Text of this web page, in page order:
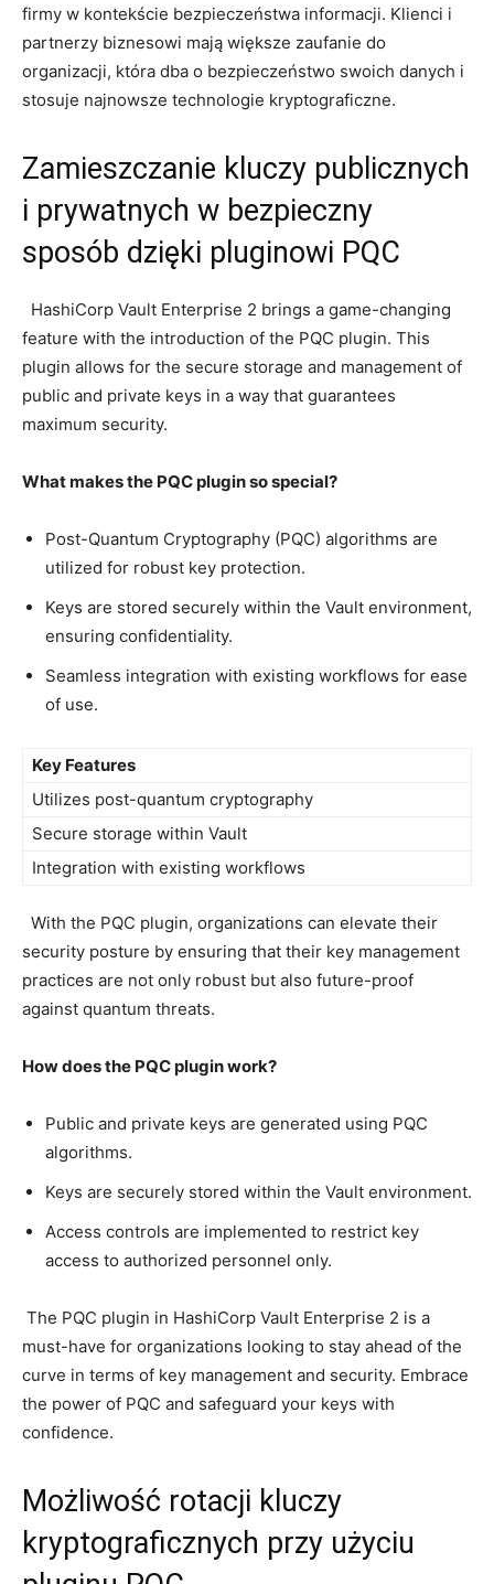
firmy w kontekście ⁤bezpieczeństwa informacji. Klienci‌ i
partnerzy biznesowi mają ​większe zaufanie ⁢do
organizacji, która dba​ o bezpieczeństwo swoich danych i
‍stosuje najnowsze technologie kryptograficzne.
Zamieszczanie kluczy⁣ publicznych‍
i prywatnych w bezpieczny​
sposób dzięki‌ pluginowi PQC
‌ ⁤ ​HashiCorp Vault Enterprise⁣ 2 brings a game-changing
feature with the introduction of the ‍PQC ⁢plugin. This
plugin allows for the secure storage and management of
public and private keys⁢ in⁣ a way that guarantees
maximum security.
What ‌makes the PQC ‌plugin so special?
Post-Quantum Cryptography (PQC) algorithms are⁣
utilized for robust⁤ key protection.
Keys are stored⁣ securely within the‍ Vault environment,
ensuring confidentiality.
Seamless integration with existing workflows for ease
of use.
Key Features
Utilizes‍ post-quantum cryptography
Secure storage within Vault
Integration with existing workflows
‌ ⁢ With the ‌PQC ​plugin, ‍organizations ⁣can elevate their
security posture by⁤ ensuring that‍ their key management
practices are not only robust but also future-proof
against quantum threats.
How does the PQC plugin work?
Public and private keys are generated using PQC​
algorithms.
Keys⁣ are⁢ securely‍ stored within the ⁢Vault environment.
Access⁢ controls are implemented to restrict key
access to ⁣authorized personnel only.
‍ The ⁢PQC plugin in ​HashiCorp Vault ⁣Enterprise 2 ‍is a​
must-have for organizations looking to stay ahead of the
⁤curve in terms of key management and security. Embrace
the power of PQC and safeguard ⁢your keys⁢ with
confidence.
Możliwość rotacji kluczy
kryptograficznych przy‍ użyciu